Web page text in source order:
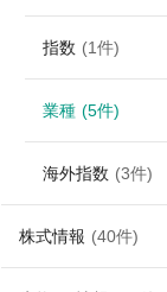
指数 (1件)
業種 (5件)
海外指数 (3件)
株式情報 (40件)